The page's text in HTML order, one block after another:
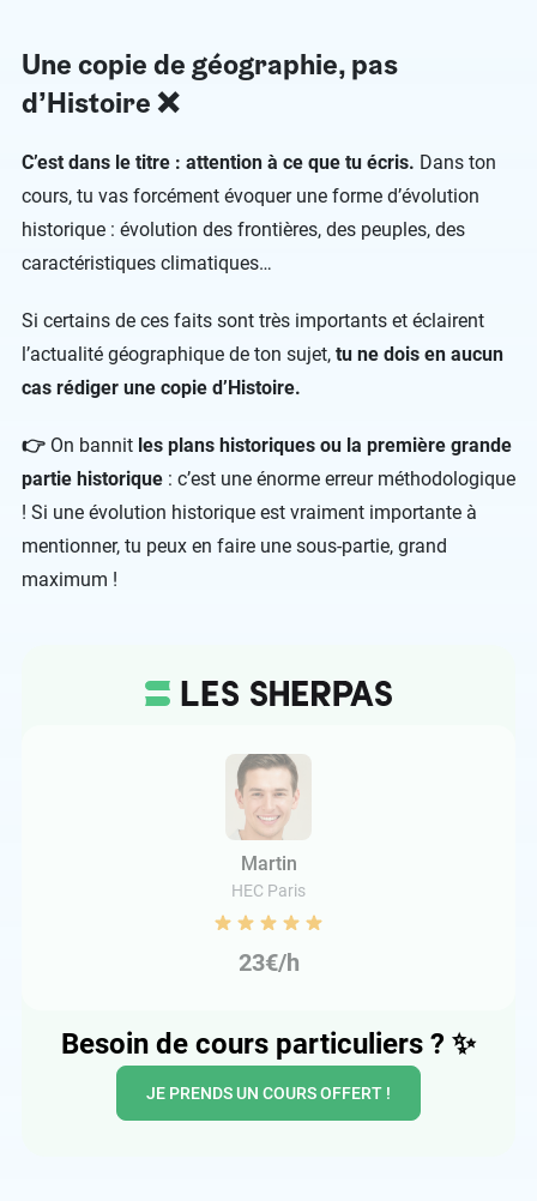
Une copie de géographie, pas
d’Histoire ❌
C’est dans le titre : attention à ce que tu écris. Dans ton
cours, tu vas forcément évoquer une forme d’évolution
historique : évolution des frontières, des peuples, des
caractéristiques climatiques…
Si certains de ces faits sont très importants et éclairent
l’actualité géographique de ton sujet, tu ne dois en aucun
cas rédiger une copie d’Histoire.
👉 On bannit les plans historiques ou la première grande
partie historique : c’est une énorme erreur méthodologique
! Si une évolution historique est vraiment importante à
mentionner, tu peux en faire une sous-partie, grand
maximum !
Martin
HEC Paris
23€/h
Besoin de cours particuliers ? ✨
JE PRENDS UN COURS OFFERT !